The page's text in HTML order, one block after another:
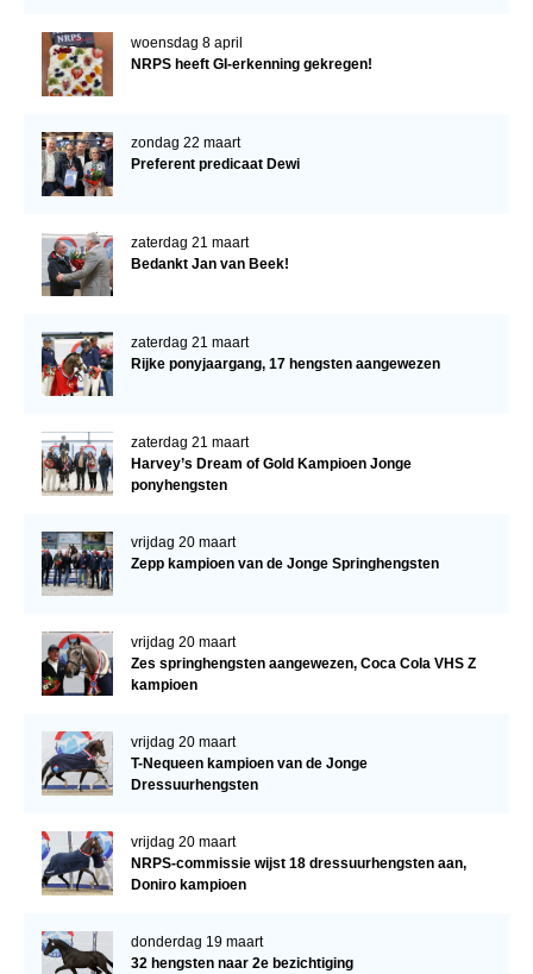
woensdag 8 april
NRPS heeft GI-erkenning gekregen!
zondag 22 maart
Preferent predicaat Dewi
zaterdag 21 maart
Bedankt Jan van Beek!
zaterdag 21 maart
Rijke ponyjaargang, 17 hengsten aangewezen
zaterdag 21 maart
Harvey’s Dream of Gold Kampioen Jonge
ponyhengsten
vrijdag 20 maart
Zepp kampioen van de Jonge Springhengsten
vrijdag 20 maart
Zes springhengsten aangewezen, Coca Cola VHS Z
kampioen
vrijdag 20 maart
T-Nequeen kampioen van de Jonge
Dressuurhengsten
vrijdag 20 maart
NRPS-commissie wijst 18 dressuurhengsten aan,
Doniro kampioen
donderdag 19 maart
32 hengsten naar 2e bezichtiging